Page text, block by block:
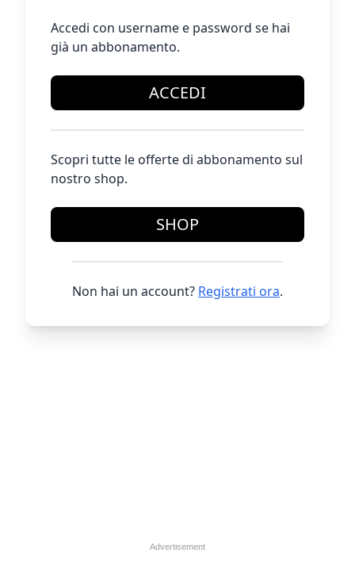
Accedi con username e password se hai
già un abbonamento.
ACCEDI
Scopri tutte le offerte di abbonamento sul
nostro shop.
SHOP
Non hai un account? Registrati ora.